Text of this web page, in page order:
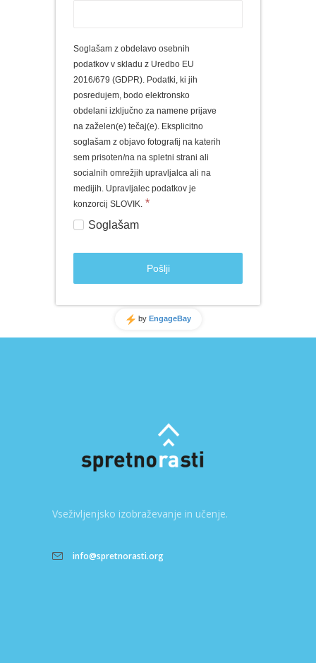
Soglašam z obdelavo osebnih
podatkov v skladu z Uredbo EU
2016/679 (GDPR). Podatki, ki jih
posredujem, bodo elektronsko
obdelani izključno za namene prijave
na zaželen(e) tečaj(e). Eksplicitno
soglašam z objavo fotografij na katerih
sem prisoten/na na spletni strani ali
socialnih omrežjih upravljalca ali na
medijih. Upravljalec podatkov je
konzorcij SLOVIK. *
Soglašam
Pošlji
by EngageBay
Vseživljenjsko izobraževanje in učenje.
info@spretnorasti.org